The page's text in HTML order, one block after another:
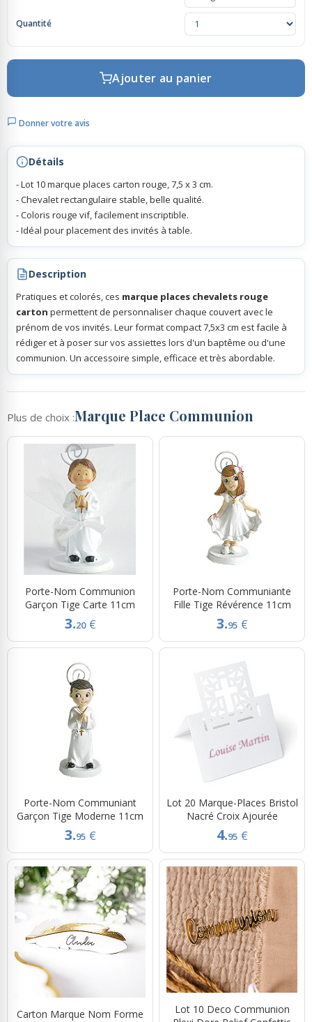
Scrapbooking, Loisirs Créatifs
Quantité
Ajouter au panier
Donner votre avis
Détails
- Lot 10 marque places carton rouge, 7,5 x 3 cm.
- Chevalet rectangulaire stable, belle qualité.
- Coloris rouge vif, facilement inscriptible.
- Idéal pour placement des invités à table.
Description
Pratiques et colorés, ces marque places chevalets rouge
carton permettent de personnaliser chaque couvert avec le
prénom de vos invités. Leur format compact 7,5x3 cm est facile à
rédiger et à poser sur vos assiettes lors d'un baptême ou d'une
communion. Un accessoire simple, efficace et très abordable.
Plus de choix :Marque Place Communion
Porte-Nom Communion
Garçon Tige Carte 11cm
3.20 €
Porte-Nom Communiante
Fille Tige Révérence 11cm
3.95 €
Porte-Nom Communiant
Garçon Tige Moderne 11cm
3.95 €
Lot 20 Marque-Places Bristol
Nacré Croix Ajourée
4.95 €
Carton Marque Nom Forme
Lot 10 Deco Communion